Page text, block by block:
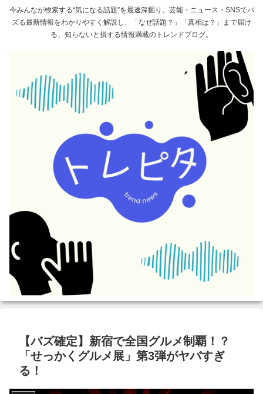
今みんなが検索する“気になる話題”を最速深掘り。芸能・ニュース・SNSでバ
ズる最新情報をわかりやすく解説し、「なぜ話題？」「真相は？」まで届け
る、知らないと損する情報満載のトレンドブログ。
【バズ確定】新宿で全国グルメ制覇！？
「せっかくグルメ展」第3弾がヤバすぎ
る！